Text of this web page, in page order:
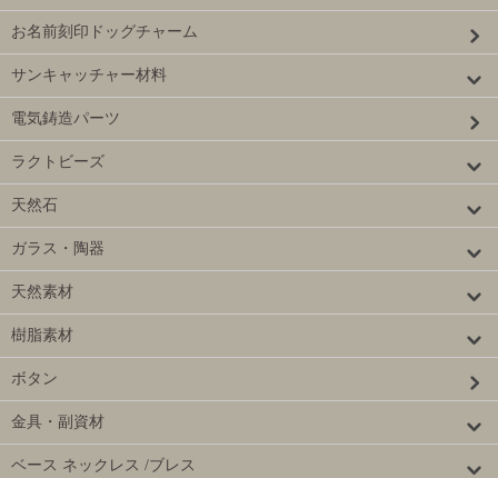
お名前刻印ドッグチャーム
サンキャッチャー材料
電気鋳造パーツ
ラクトビーズ
天然石
ガラス・陶器
天然素材
樹脂素材
ボタン
金具・副資材
ベース ネックレス /ブレス